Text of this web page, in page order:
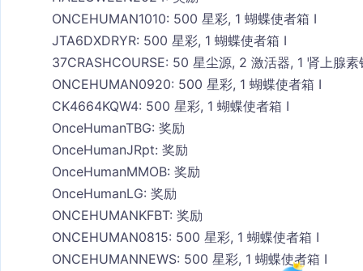
ONCEHUMAN1010: 500 星彩, 1 蝴蝶使者箱 I
JTA6DXDRYR: 500 星彩, 1 蝴蝶使者箱 I
37CRASHCOURSE: 50 星尘源, 2 激活器, 1 肾上腺素
ONCEHUMAN0920: 500 星彩, 1 蝴蝶使者箱 I
CK4664KQW4: 500 星彩, 1 蝴蝶使者箱 I
OnceHumanTBG: 奖励
OnceHumanJRpt: 奖励
OnceHumanMMOB: 奖励
OnceHumanLG: 奖励
ONCEHUMANKFBT: 奖励
ONCEHUMAN0815: 500 星彩, 1 蝴蝶使者箱 I
ONCEHUMANNEWS: 500 星彩, 1 蝴蝶使者箱 I